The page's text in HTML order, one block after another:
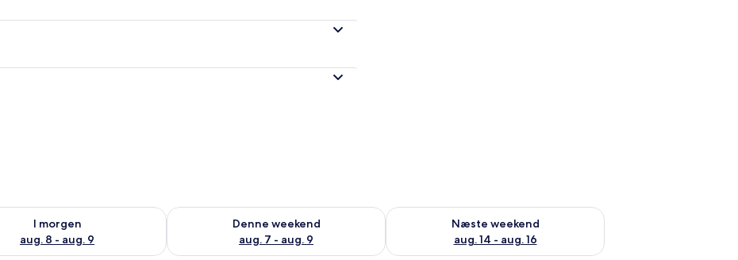
I morgen
aug. 8 - aug. 9
for i morgen aug. 8 - aug. 9
Denne weekend
aug. 7 - aug. 9
Tjek tilgængelighed for denne weekend aug. 7 - aug. 9
Næste weekend
aug. 14 - aug. 16
Tjek tilgængelighed for næste weekend aug. 14 - aug. 16